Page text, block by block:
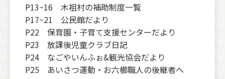
P13~16 木祖村の補助制度一覧
P17~21 公民館だより
P22 保育園・子育て支援センターだより
P23 放課後児童クラブ日記
P24 なごやいんふぉ&観光協会だより
P25 あいさつ運動・お六櫛職人の後継者へ